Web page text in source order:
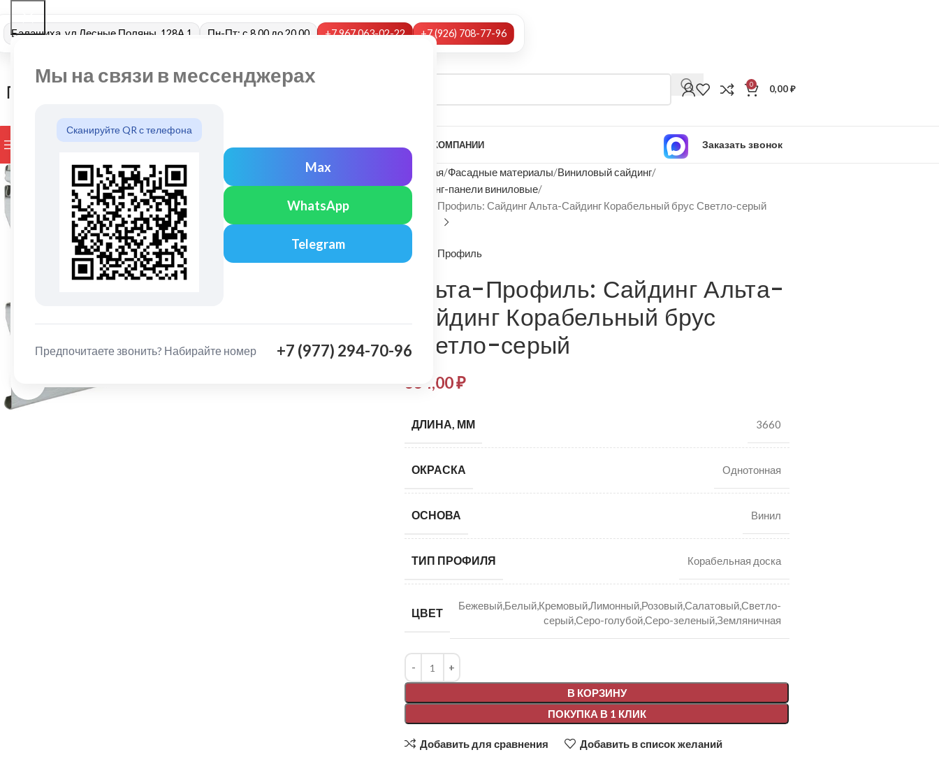
Мы на связи в мессенджерах
Сканируйте QR с телефона
Max
WhatsApp
Telegram
Предпочитаете звонить? Набирайте номер +7 (977) 294-70-96
Балашиха, ул Лесные Поляны, 128А 1 Пн-Пт: с 8.00 до 20.00 +7 967 063-02-22 +7 (926) 708-77-96
0 0,00₽
ПРОСМОТР КАТЕГОРИЙ БРЕНДЫ О КОМПАНИИ Заказать звонок
Главная Фасадные материалы Виниловый сайдинг
Сайдинг-панели виниловые
Альта-Профиль: Сайдинг Альта-Сайдинг Корабельный брус Светло-серый
Альта-Профиль
Альта-Профиль: Сайдинг Альта-
Сайдинг Корабельный брус
Светло-серый
334,00₽
ДЛИНА, ММ 3660
ОКРАСКА Однотонная
ОСНОВА Винил
ТИП ПРОФИЛЯ Корабельная доска
ЦВЕТ
Бежевый,Белый,Кремовый,Лимонный,Розовый,Салатовый,Светло-
серый,Серо-голубой,Серо-зеленый,Земляничная
В КОРЗИНУ
ПОКУПКА В 1 КЛИК
Alternative:
Добавить для сравнения Добавить в список желаний